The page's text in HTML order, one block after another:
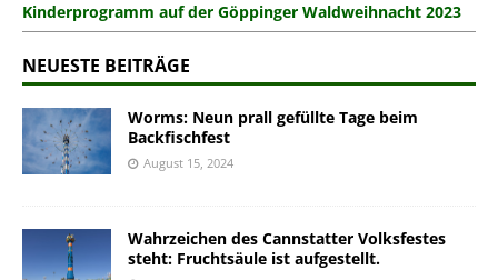
Kinderprogramm auf der Göppinger Waldweihnacht 2023
NEUESTE BEITRÄGE
Worms: Neun prall gefüllte Tage beim
Backfischfest
August 15, 2024
Wahrzeichen des Cannstatter Volksfestes
steht: Fruchtsäule ist aufgestellt.